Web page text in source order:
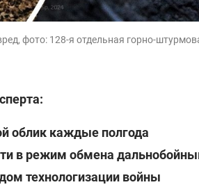
фото: 128-я отдельная горно-
облик каждые полгода
в режим обмена
технологизации войны